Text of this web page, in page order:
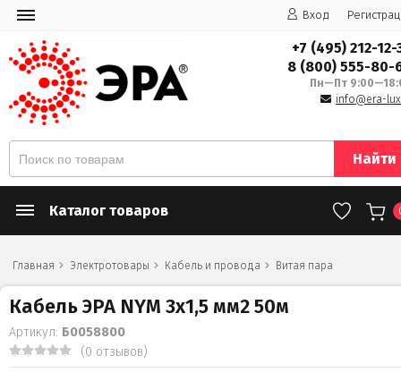
Вход
+7 (495) 212-12-
8 (800) 555-80-
Пн—Пт
info@era-
Найти
Каталог товаров
Главная Электротовары Кабель и провода Витая пара
Кабель ЭРА NYM 3х1,5 мм2 50м
Артикул: Б0058800
(0 отзывов)